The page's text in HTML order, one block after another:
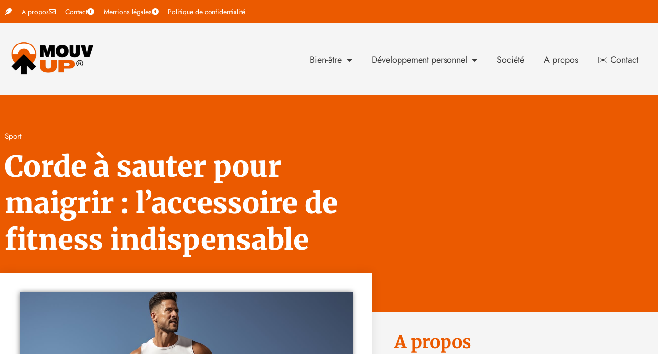
A propos Contact Mentions légales Politique de confidentialité
Bien-être Développement personnel Société A propos ✉️ Contact
Sport
Corde à sauter pour
maigrir : l’accessoire de
fitness indispensable
A propos